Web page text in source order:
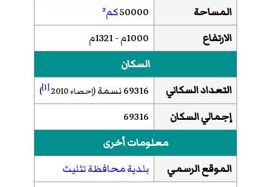
المساحة
50000كم²
الارتفاع
1000م - 1321م
السكان
التعداد السكاني
69316 نسمة (إحصاء 2010 [1]
)
إجمالي السكان
69316
معلومات أخرى
الموقع الرسمي
بلدية محافظة تثليث